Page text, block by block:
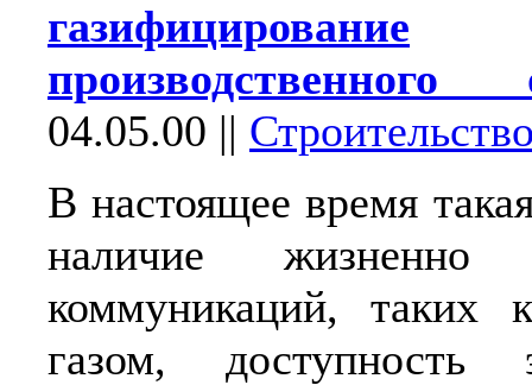
газифицирование
производственного
04.05.00 ||
В настоящее время
наличие жизненно
коммуникаций, таких
газом, доступность